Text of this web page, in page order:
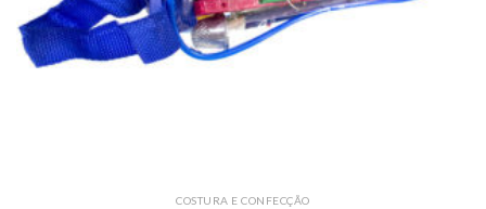
COSTURA E CONFECÇÃO